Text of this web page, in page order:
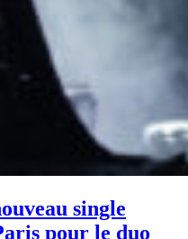
single
pour le duo